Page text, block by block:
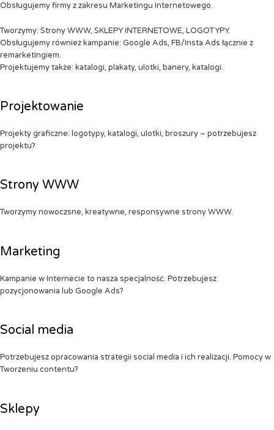
Obsługujemy firmy z zakresu Marketingu Internetowego.
Tworzymy: Strony WWW, SKLEPY INTERNETOWE, LOGOTYPY.
Obsługujemy również kampanie: Google Ads, FB/Insta Ads łącznie z
remarketingiem.
Projektujemy także: katalogi, plakaty, ulotki, banery, katalogi.
Projektowanie
Projekty graficzne: logotypy, katalogi, ulotki, broszury – potrzebujesz
projektu?
Strony WWW
Tworzymy nowoczsne, kreatywne, responsywne strony WWW.
Marketing
Kampanie w Internecie to nasza specjalność. Potrzebujesz
pozycjonowania lub Google Ads?
Social media
Potrzebujesz opracowania strategii social media i ich realizacji. Pomocy w
Tworzeniu contentu?
Sklepy